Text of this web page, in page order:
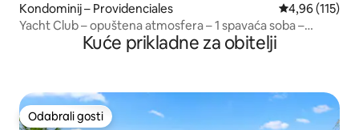
Kondominij – Providenciales Prosječna
4,96 (115)
Yacht Club – opuštena atmosfera – 1 spavaća soba –
bazen – plažaKuće prikladne za obitelji
Odabrali gosti
Odabrali gosti